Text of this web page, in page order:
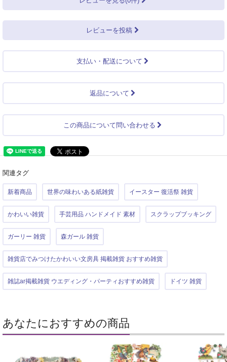
レビューを投稿
支払い・配送について
返品について
この商品について問い合わせる
関連タグ
新着商品 世界の味わいある紙雑貨 イースター 復活祭 雑貨
かわいい雑貨 手芸用品 ハンドメイド 素材 スクラップブッキング
ガーリー 雑貨 森ガール 雑貨
雑貨店でみつけたかわいい文房具 掲載雑貨 おすすめ雑貨
雑誌ar掲載雑貨 ウエディング・パーティおすすめ雑貨 ドイツ 雑貨
あなたにおすすめの商品